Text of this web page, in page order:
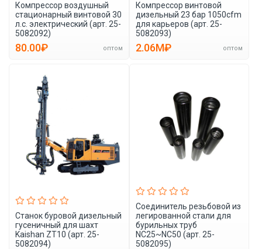
Компрессор воздушный
стационарный винтовой 30
л.с. электрический (арт. 25-
5082092)
80.00₽ оптом
Компрессор винтовой
дизельный 23 бар 1050cfm
для карьеров (арт. 25-
5082093)
2.06M₽ оптом
Станок буровой дизельный
гусеничный для шахт
Kaishan ZT10 (арт. 25-
5082094)
Соединитель резьбовой из
легированной стали для
бурильных труб
NC25~NC50 (арт. 25-
5082095)